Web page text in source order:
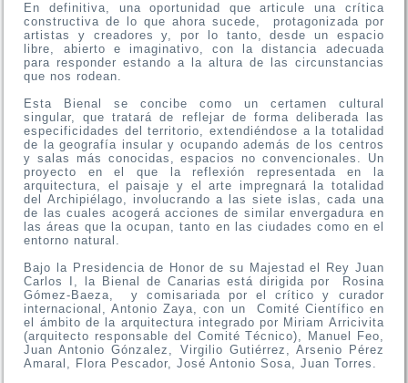
En definitiva, una oportunidad que articule una crítica
constructiva de lo que ahora sucede, protagonizada por
artistas y creadores y, por lo tanto, desde un espacio
libre, abierto e imaginativo, con la distancia adecuada
para responder estando a la altura de las circunstancias
que nos rodean.
Esta Bienal se concibe como un certamen cultural
singular, que tratará de reflejar de forma deliberada las
especificidades del territorio, extendiéndose a la totalidad
de la geografía insular y ocupando además de los centros
y salas más conocidas, espacios no convencionales. Un
proyecto en el que la reflexión representada en la
arquitectura, el paisaje y el arte impregnará la totalidad
del Archipiélago, involucrando a las siete islas, cada una
de las cuales acogerá acciones de similar envergadura en
las áreas que la ocupan, tanto en las ciudades como en el
entorno natural.
Bajo la Presidencia de Honor de su Majestad el Rey Juan
Carlos I, la Bienal de Canarias está dirigida por Rosina
Gómez-Baeza, y comisariada por el crítico y curador
internacional, Antonio Zaya, con un Comité Científico en
el ámbito de la arquitectura integrado por Miriam Arricivita
(arquitecto responsable del Comité Técnico), Manuel Feo,
Juan Antonio Gónzalez, Virgilio Gutiérrez, Arsenio Pérez
Amaral, Flora Pescador, José Antonio Sosa, Juan Torres.